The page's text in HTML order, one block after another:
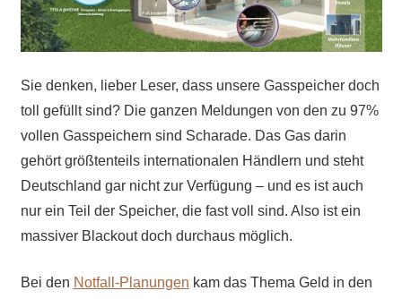
Sie denken, lieber Leser, dass unsere Gasspeicher doch
toll gefüllt sind? Die ganzen Meldungen von den zu 97%
vollen Gasspeichern sind Scharade. Das Gas darin
gehört größtenteils internationalen Händlern und steht
Deutschland gar nicht zur Verfügung – und es ist auch
nur ein Teil der Speicher, die fast voll sind. Also ist ein
massiver Blackout doch durchaus möglich.
Bei den Notfall-Planungen kam das Thema Geld in den